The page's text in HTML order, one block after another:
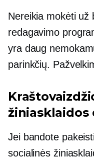
Nereikia mokėti už
redagavimo
yra daug
parinkčių.
Jei bandote
socialinės